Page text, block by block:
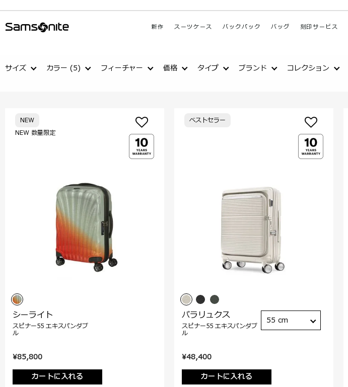
新作 スーツケース バックパック バッグ 刻印サービス
サイズ カラー (5) フィーチャー 価格 タイプ ブランド コレクション
¥85,800
カートに入れる
NEW 数量限定
NEW
シーライト
スピナー55 エキスパンダブ
ル
¥48,400
カートに入れる
ベストセラー
パラリュクス
スピナー55 エキスパンダブ
ル
55 cm